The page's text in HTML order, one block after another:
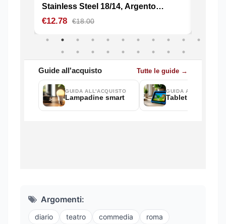
Argomenti:
diario teatro commedia
roma